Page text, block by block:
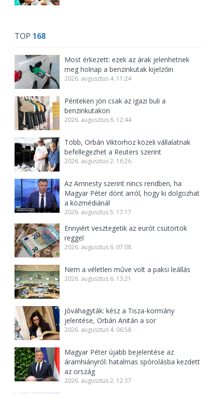
TOP 168
Most érkezett: ezek az árak jelenhetnek
meg holnap a benzinkutak kijelzőin
2026. augusztus 4. 11:24
Pénteken jön csak az igazi buli a
benzinkutakon
2026. augusztus 6. 12:44
Több, Orbán Viktorhoz közeli vállalatnak
befellegezhet a Reuters szerint
2026. augusztus 2. 16:26
Az Amnesty szerint nincs rendben, ha
Magyar Péter dönt arról, hogy ki dolgozhat
a közmédiánál
2026. augusztus 5. 17:17
Ennyiért vesztegetik az eurót csütörtök
reggel
2026. augusztus 6. 07:08
Nem a véletlen műve volt a paksi leállás
2026. augusztus 6. 13:21
Jóváhagyták: kész a Tisza-kormány
jelentése, Orbán Anitán a sor
2026. augusztus 4. 06:58
Magyar Péter újabb bejelentése az
áramhiányról: hatalmas spórolásba kezdett
az ország
2026. augusztus 2. 12:37